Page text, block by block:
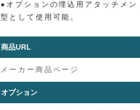
●オプションの埋込用アタッチメン
型として使用可能。
商品URL
メーカー商品ページ
オプション